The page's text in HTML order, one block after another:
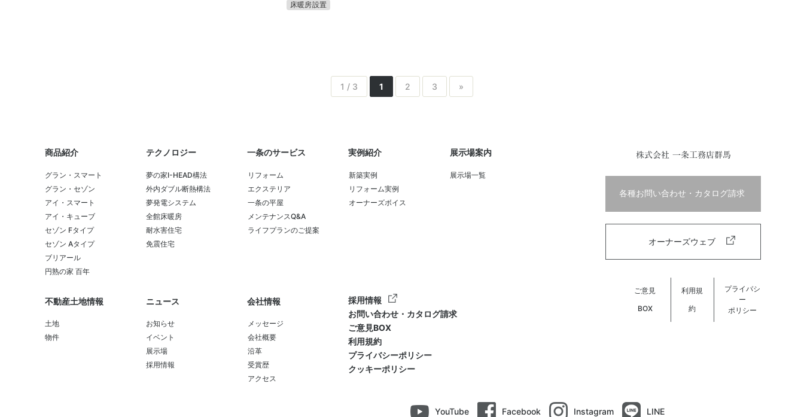
床暖房設置
1 / 3 1 2 3 »
商品紹介
グラン・スマート
グラン・セゾン
アイ・スマート
アイ・キューブ
セゾン Fタイプ
セゾン Aタイプ
ブリアール
円熟の家 百年
テクノロジー
夢の家I-HEAD構法
外内ダブル断熱構法
夢発電システム
全館床暖房
耐水害住宅
免震住宅
一条のサービス
リフォーム
エクステリア
一条の平屋
メンテナンスQ&A
ライフプランのご提案
実例紹介
新築実例
リフォーム実例
オーナーズボイス
展示場案内
展示場一覧
不動産土地情報
土地
物件
ニュース
お知らせ
イベント
展示場
採用情報
会社情報
メッセージ
会社概要
沿革
受賞歴
アクセス
採用情報
お問い合わせ・カタログ請求
ご意見BOX
利用規約
プライバシーポリシー
クッキーポリシー
株式会社 一条工務店群馬
各種お問い合わせ・カタログ請求
オーナーズウェブ
ご意見
BOX
利用規
約
プライバシ
ー
ポリシー
YouTube Facebook Instagram LINE